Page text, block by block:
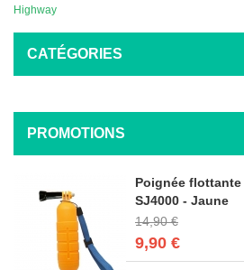
Highway
CATÉGORIES
PROMOTIONS
Poignée
SJ4000 - Jaune
14,90 €
9,90 €